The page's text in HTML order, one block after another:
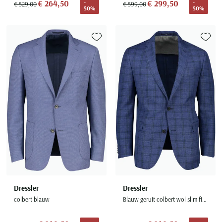
€ 529,00€ 264,50
-
50%
€ 599,00€ 299,50
-
50%
Dressler
colbert blauw
Toevoegen aan favorieten
Dressler
Blauw geruit colbert wol slim fit herenmode